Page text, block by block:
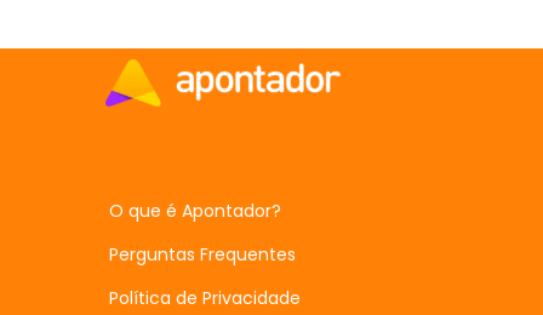
O que é Apontador?
Perguntas Frequentes
Política de Privacidade